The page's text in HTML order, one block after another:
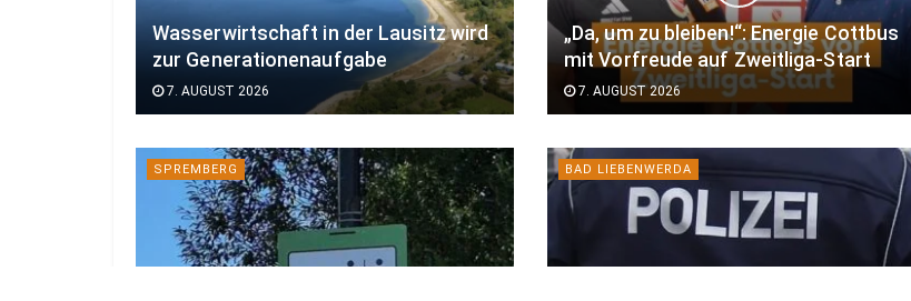
Wasserwirtschaft in der Lausitz wird
zur Generationenaufgabe
7. AUGUST 2026
„Da, um zu bleiben!“: Energie Cottbus
mit Vorfreude auf Zweitliga-Start
7. AUGUST 2026
SPREMBERG BAD LIEBENWERDA